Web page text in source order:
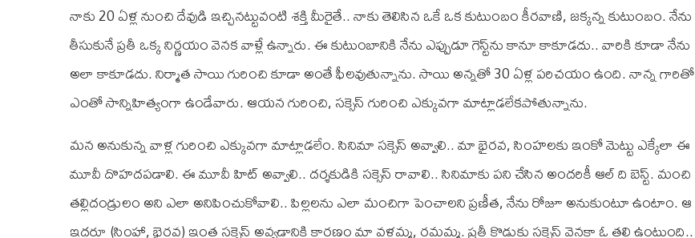
నాకు 20 ఏళ్ల నుంచి దేవుడి ఇచ్చినట్టువంటి శక్తి మీరైతే.. నాకు తెలిసిన ఒకే ఒక కుటుంబం కీరవాణి, జక్కన్న కుటుంబం. నేను
తీసుకునే ప్రతీ ఒక్క నిర్ణయం వెనక వాళ్లే ఉన్నారు. ఈ కుటుంబానికి నేను ఎప్పుడూ గెస్ట్‌ను కానూ కాకూడదు.. వారికి కూడా నేను
అలా కాకూడదు. నిర్మాత సాయి గురించి కూడా అంతే ఫీలవుతున్నాను. సాయి అన్నతో 30 ఏళ్ల పరిచయం ఉంది. నాన్న గారితో
ఎంతో సాన్నిహిత్యంగా ఉండేవారు. ఆయన గురించి, సక్సెస్ గురించి ఎక్కువగా మాట్లాడలేకపోతున్నాను.
మన అనుకున్న వాళ్ల గురించి ఎక్కువగా మాట్లాడలేం. సినిమా సక్సెస్ అవ్వాలి.. మా భైరవ, సింహలకు ఇంకో మెట్టు ఎక్కేలా ఈ
మూవీ దొహదపడాలి. ఈ మూవీ హిట్ అవ్వాలి.. దర్శకుడికి సక్సెస్ రావాలి.. సినిమాకు పని చేసిన అందరికీ ఆల్ ది బెస్ట్. మంచి
తల్లిదండ్రులం అని ఎలా అనిపించుకోవాలి.. పిల్లలను ఎలా మంచిగా పెంచాలని ప్రణీత, నేను రోజూ అనుకుంటూ ఉంటాం. ఆ
ఇద్దరూ (సింహా, భైరవ) ఇంత సక్సెస్ అవ్వడానికి కారణం మా వళ్లమ్మ, రమమ్మ. ప్రతీ కొడుకు సక్సెస్ వెనకా ఓ తల్లి ఉంటుంది..